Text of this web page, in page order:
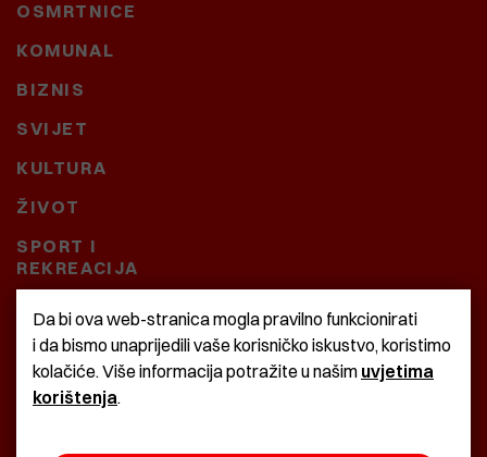
OSMRTNICE
KOMUNAL
BIZNIS
SVIJET
KULTURA
ŽIVOT
SPORT I
REKREACIJA
CRNA KRONIKA
BAŠTARDINI I PRAVI
KRASNA ZEMLJA
Da bi ova web-stranica mogla pravilno funkcionirati
i da bismo unaprijedili vaše korisničko iskustvo, koristimo
kolačiće. Više informacija potražite u našim uvjetima
korištenja.